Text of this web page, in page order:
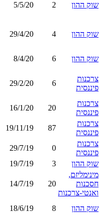
שוק ההון 2
5/5/20
שוק ההון 4
29/4/20
שוק ההון 6
8/4/20
צרכנות
פיננסית
6
29/2/20
צרכנות
פיננסית
20
16/1/20
צרכנות
פיננסית
87
19/11/19
צרכנות
פיננסית
0
29/7/19
שוק ההון 3
19/7/19
מינימליזם,
חסכנות
ואנטי-צרכנות
20
14/7/19
שוק ההון 8
18/6/19